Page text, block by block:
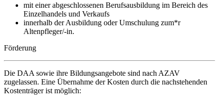
mit einer abgeschlossenen Berufsausbildung im Bereich des
Einzelhandels und Verkaufs
innerhalb der Ausbildung oder Umschulung zum*r
Altenpfleger/-in.
Förderung
Die DAA sowie ihre Bildungsangebote sind nach AZAV
zugelassen. Eine Übernahme der Kosten durch die nachstehenden
Kostenträger ist möglich: